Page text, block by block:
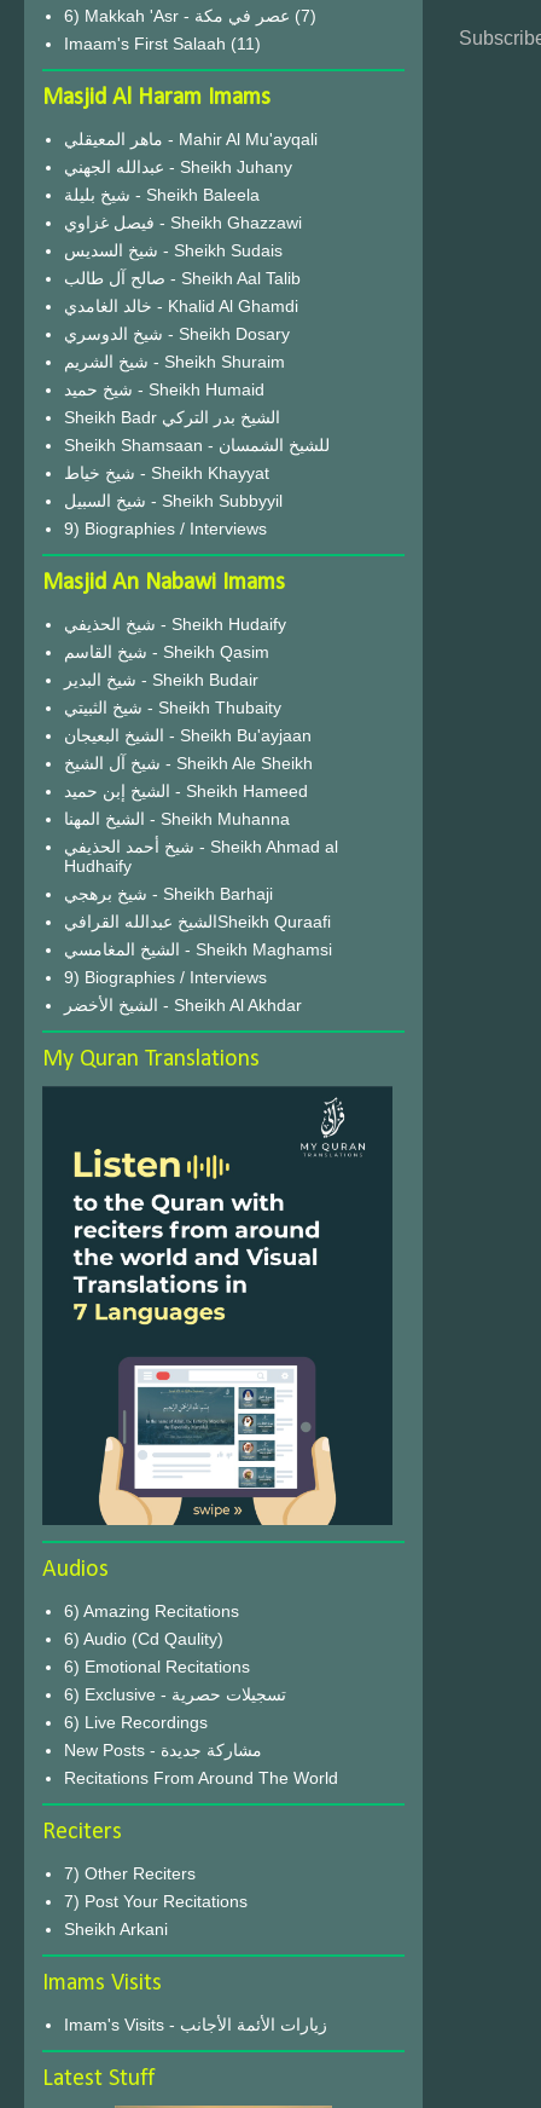
6) Makkah 'Asr - عصر في مكة (7)
Imaam's First Salaah (11)
Masjid Al Haram Imams
ماهر المعيقلي - Mahir Al Mu'ayqali
عبدالله الجهني - Sheikh Juhany
شيخ بليلة - Sheikh Baleela
فيصل غزاوي - Sheikh Ghazzawi
شيخ السديس - Sheikh Sudais
صالح آل طالب - Sheikh Aal Talib
خالد الغامدي - Khalid Al Ghamdi
شيخ الدوسري - Sheikh Dosary
شيخ الشريم - Sheikh Shuraim
شيخ حميد - Sheikh Humaid
Sheikh Badr الشيخ بدر التركي
Sheikh Shamsaan - للشيخ الشمسان
شيخ خياط - Sheikh Khayyat
شيخ السبيل - Sheikh Subbyyil
9) Biographies / Interviews
Masjid An Nabawi Imams
شيخ الحذيفي - Sheikh Hudaify
شيخ القاسم - Sheikh Qasim
شيخ البدير - Sheikh Budair
شيخ الثبيتي - Sheikh Thubaity
الشيخ البعيجان - Sheikh Bu'ayjaan
شيخ آل الشيخ - Sheikh Ale Sheikh
الشيخ إبن حميد - Sheikh Hameed
الشيخ المهنا - Sheikh Muhanna
شيخ أحمد الحذيفي - Sheikh Ahmad al
Hudhaify
شيخ برهجي - Sheikh Barhaji
الشيخ عبدالله القرافيSheikh Quraafi
الشيخ المغامسي - Sheikh Maghamsi
9) Biographies / Interviews
الشيخ الأخضر - Sheikh Al Akhdar
My Quran Translations
Audios
6) Amazing Recitations
6) Audio (Cd Qaulity)
6) Emotional Recitations
6) Exclusive - تسجيلات حصرية
6) Live Recordings
New Posts - مشاركة جديدة
Recitations From Around The World
Reciters
7) Other Reciters
7) Post Your Recitations
Sheikh Arkani
Imams Visits
Imam's Visits - زيارات الأئمة الأجانب
Latest Stuff